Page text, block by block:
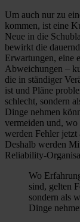
Um auch nur zu
kommen, ist eine
Neue in die
bewirkt die
Erwartungen, eine
Abweichungen –
die in ständiger
ist und Pläne
schlecht, sondern
Dinge nehmen
vermeiden und, wo
werden Fehler
Deshalb werden
Reliability-
Wo
sind, gelten
sondern als
Dinge